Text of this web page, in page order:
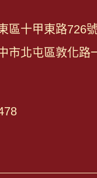
區十甲東路726
市北屯區敦化路